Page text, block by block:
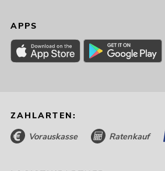
APPS
ZAHLARTEN:
Vorauskasse Ratenkauf